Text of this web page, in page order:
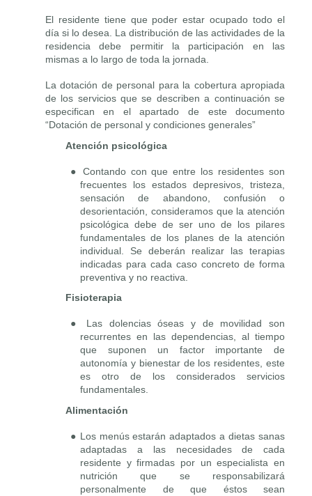
El residente tiene que poder estar ocupado todo el
día si lo desea. La distribución de las actividades de la
residencia debe permitir la participación en las
mismas a lo largo de toda la jornada.
La dotación de personal para la cobertura apropiada
de los servicios que se describen a continuación se
especifican en el apartado de este documento
“Dotación de personal y condiciones generales”
Atención psicológica
● Contando con que entre los residentes son
frecuentes los estados depresivos, tristeza,
sensación de abandono, confusión o
desorientación, consideramos que la atención
psicológica debe de ser uno de los pilares
fundamentales de los planes de la atención
individual. Se deberán realizar las terapias
indicadas para cada caso concreto de forma
preventiva y no reactiva.
Fisioterapia
● Las dolencias óseas y de movilidad son
recurrentes en las dependencias, al tiempo
que suponen un factor importante de
autonomía y bienestar de los residentes, este
es otro de los considerados servicios
fundamentales.
Alimentación
● Los menús estarán adaptados a dietas sanas
adaptadas a las necesidades de cada
residente y firmadas por un especialista en
nutrición que se responsabilizará
personalmente de que éstos sean